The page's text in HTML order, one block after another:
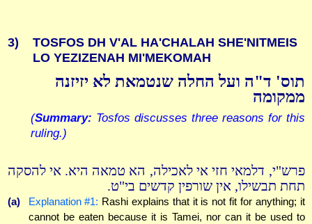
3)
TOSFOS DH V'AL HA'CHALAH SHE'NITMEIS
LO YEZIZENAH MI'MEKOMAH
תוס' ד"ה ועל החלה שנטמאת לא יזיזנה
ממקומה
(Summary: Tosfos discusses three reasons for this
ruling.)
פרש"י, דלמאי חזי אי לאכילה, הא טמאה היא. אי להסקה
תחת תבשילו, אין שורפין קדשים בי"ט.
(a) Explanation #1: Rashi explains that it is not fit for anything; it
cannot be eaten because it is Tamei, nor can it be used to